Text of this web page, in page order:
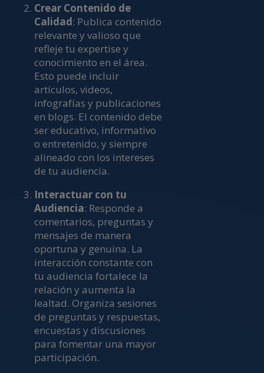
Crear Contenido de
Calidad: Publica contenido
relevante y valioso que
refleje tu expertise y
conocimiento en el área.
Esto puede incluir
artículos, videos,
infografías y publicaciones
en blogs. El contenido debe
ser educativo, informativo
o entretenido, y siempre
alineado con los intereses
de tu audiencia.
Interactuar con tu
Audiencia: Responde a
comentarios, preguntas y
mensajes de manera
oportuna y genuina. La
interacción constante con
tu audiencia fortalece la
relación y aumenta la
lealtad. Organiza sesiones
de preguntas y respuestas,
encuestas y discusiones
para fomentar una mayor
participación.